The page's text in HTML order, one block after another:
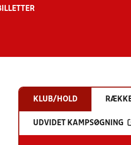
KLUB/HOLD
UDVIDET KAMPSØGNING